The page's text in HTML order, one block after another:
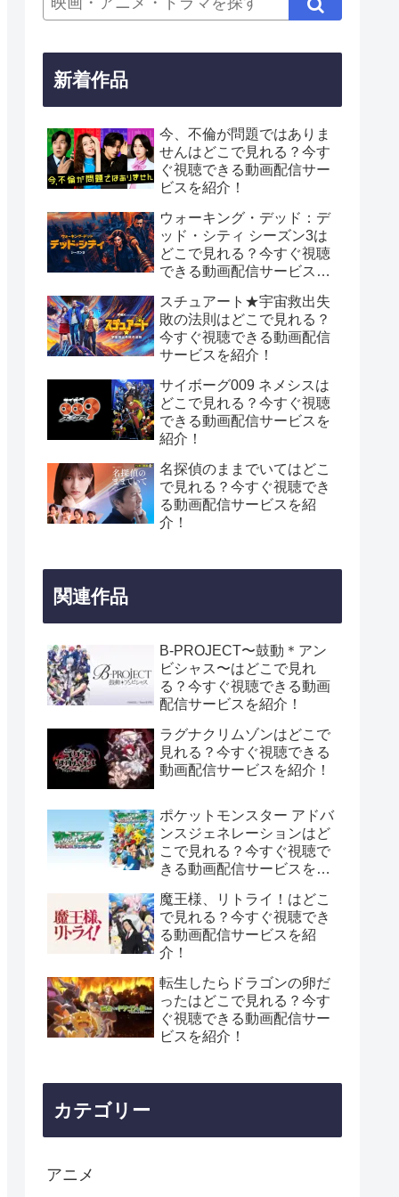
新着作品
今、不倫が問題ではありま
せんはどこで見れる？今す
ぐ視聴できる動画配信サー
ビスを紹介！
ウォーキング・デッド：デ
ッド・シティ シーズン3は
どこで見れる？今すぐ視聴
できる動画配信サービスを
スチュアート★宇宙救出失
敗の法則はどこで見れる？
今すぐ視聴できる動画配信
サービスを紹介！
サイボーグ009 ネメシスは
どこで見れる？今すぐ視聴
できる動画配信サービスを
紹介！
名探偵のままでいてはどこ
で見れる？今すぐ視聴でき
る動画配信サービスを紹
介！
関連作品
B-PROJECT〜鼓動＊アン
ビシャス〜はどこで見れ
る？今すぐ視聴できる動画
配信サービスを紹介！
ラグナクリムゾンはどこで
見れる？今すぐ視聴できる
動画配信サービスを紹介！
ポケットモンスター アドバ
ンスジェネレーションはど
こで見れる？今すぐ視聴で
きる動画配信サービスを紹
魔王様、リトライ！はどこ
で見れる？今すぐ視聴でき
る動画配信サービスを紹
介！
転生したらドラゴンの卵だ
ったはどこで見れる？今す
ぐ視聴できる動画配信サー
ビスを紹介！
カテゴリー
アニメ